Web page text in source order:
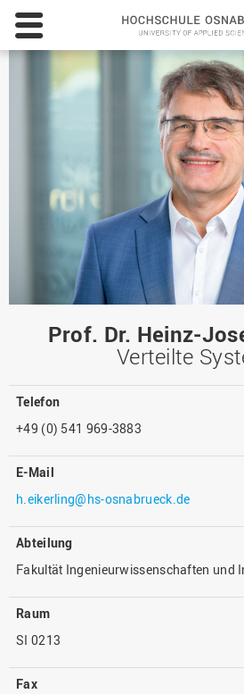
Prof. Dr. Heinz-
Verteilte
Telefon
+49 (0) 541 969-3883
E-Mail
h.eikerling@hs-osnabrueck.de
Abteilung
Fakultät Ingenieurwissenschaften und
Raum
SI 0213
Fax